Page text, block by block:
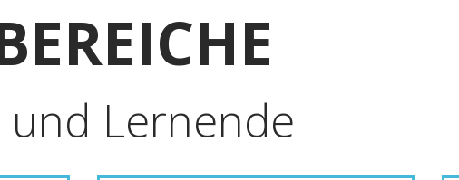
Lernende